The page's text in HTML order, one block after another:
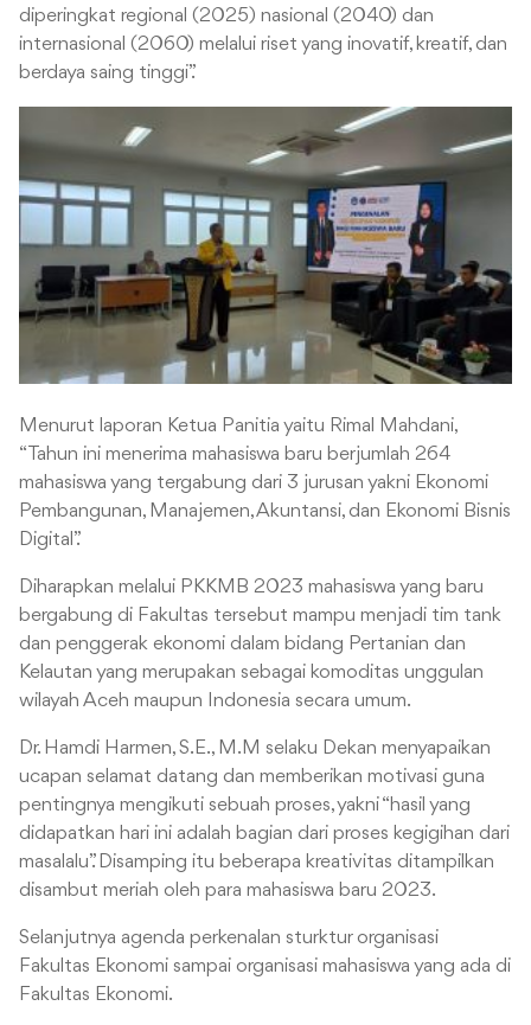
diperingkat regional (2025) nasional (2040) dan
internasional (2060) melalui riset yang inovatif, kreatif, dan
berdaya saing tinggi”.
Menurut laporan Ketua Panitia yaitu Rimal Mahdani,
“Tahun ini menerima mahasiswa baru berjumlah 264
mahasiswa yang tergabung dari 3 jurusan yakni Ekonomi
Pembangunan, Manajemen, Akuntansi, dan Ekonomi Bisnis
Digital”.
Diharapkan melalui PKKMB 2023 mahasiswa yang baru
bergabung di Fakultas tersebut mampu menjadi tim tank
dan penggerak ekonomi dalam bidang Pertanian dan
Kelautan yang merupakan sebagai komoditas unggulan
wilayah Aceh maupun Indonesia secara umum.
Dr. Hamdi Harmen, S.E., M.M selaku Dekan menyapaikan
ucapan selamat datang dan memberikan motivasi guna
pentingnya mengikuti sebuah proses, yakni “hasil yang
didapatkan hari ini adalah bagian dari proses kegigihan dari
masalalu”. Disamping itu beberapa kreativitas ditampilkan
disambut meriah oleh para mahasiswa baru 2023.
Selanjutnya agenda perkenalan sturktur organisasi
Fakultas Ekonomi sampai organisasi mahasiswa yang ada di
Fakultas Ekonomi.